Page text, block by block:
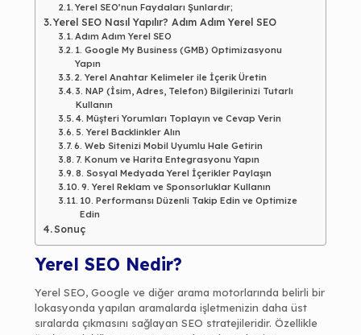
Yerel SEO’nun Faydaları Şunlardır;
Yerel SEO Nasıl Yapılır? Adım Adım Yerel SEO
Adım Adım Yerel SEO
1. Google My Business (GMB) Optimizasyonu
Yapın
2. Yerel Anahtar Kelimeler ile İçerik Üretin
3. NAP (İsim, Adres, Telefon) Bilgilerinizi Tutarlı
Kullanın
4. Müşteri Yorumları Toplayın ve Cevap Verin
5. Yerel Backlinkler Alın
6. Web Sitenizi Mobil Uyumlu Hale Getirin
7. Konum ve Harita Entegrasyonu Yapın
8. Sosyal Medyada Yerel İçerikler Paylaşın
9. Yerel Reklam ve Sponsorluklar Kullanın
10. Performansı Düzenli Takip Edin ve Optimize
Edin
Sonuç
Yerel SEO Nedir?
Yerel SEO, Google ve diğer arama motorlarında belirli bir
lokasyonda yapılan aramalarda işletmenizin daha üst
sıralarda çıkmasını sağlayan SEO stratejileridir. Özellikle